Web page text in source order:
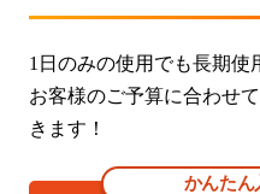
1日のみの使用でも長期使
お客様のご予算に合わせ
きます！
かんたん